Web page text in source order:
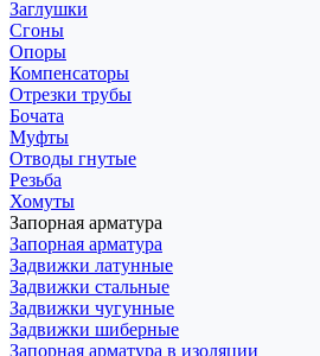
Заглушки
Сгоны
Опоры
Компенсаторы
Отрезки трубы
Бочата
Муфты
Отводы гнутые
Резьба
Хомуты
Запорная арматура
Запорная арматура
Задвижки латунные
Задвижки стальные
Задвижки чугунные
Задвижки шиберные
Запорная арматура в изоляции